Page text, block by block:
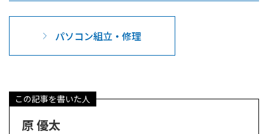
パソコン組立・修理
この記事を書いた人
原 優太